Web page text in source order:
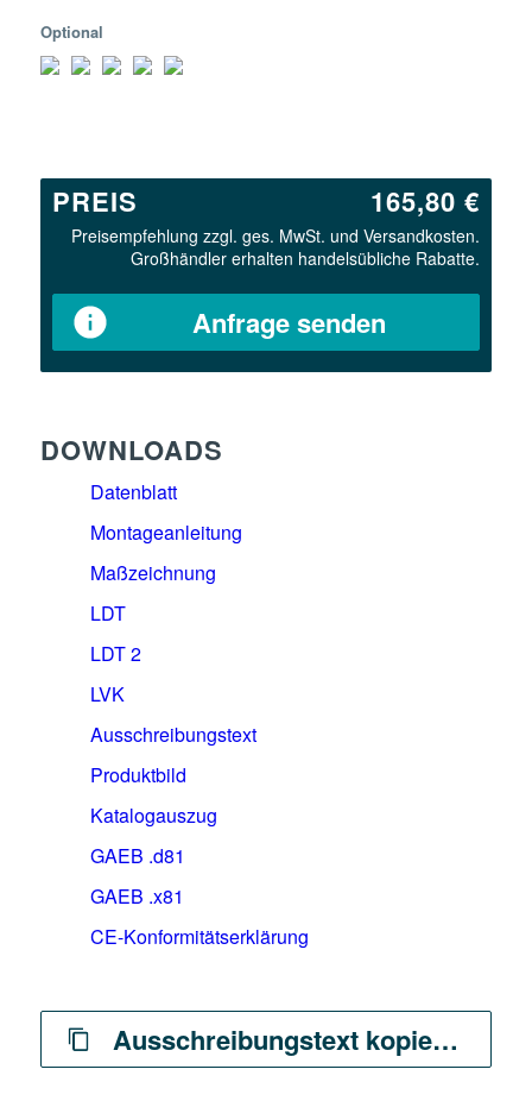
Optional
PREIS 165,80 €
Preisempfehlung zzgl. ges. MwSt. und Versandkosten.
Großhändler erhalten handelsübliche Rabatte.
Anfrage senden
DOWNLOADS
Datenblatt
Montageanleitung
Maßzeichnung
LDT
LDT 2
LVK
Ausschreibungstext
Produktbild
Katalogauszug
GAEB .d81
GAEB .x81
CE-Konformitätserklärung
Ausschreibungstext kopieren